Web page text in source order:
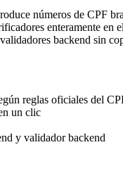
números de CPF
enteramente en
backend sin
reglas oficiales del
un clic
y validador backend